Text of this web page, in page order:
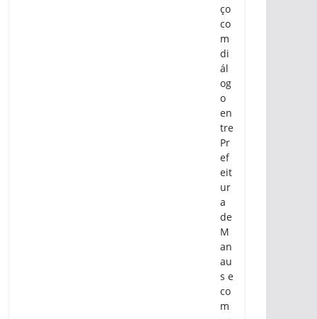
ço
co
m
di
ál
og
o
en
tre
Pr
ef
eit
ur
a
de
M
an
au
s e
co
m